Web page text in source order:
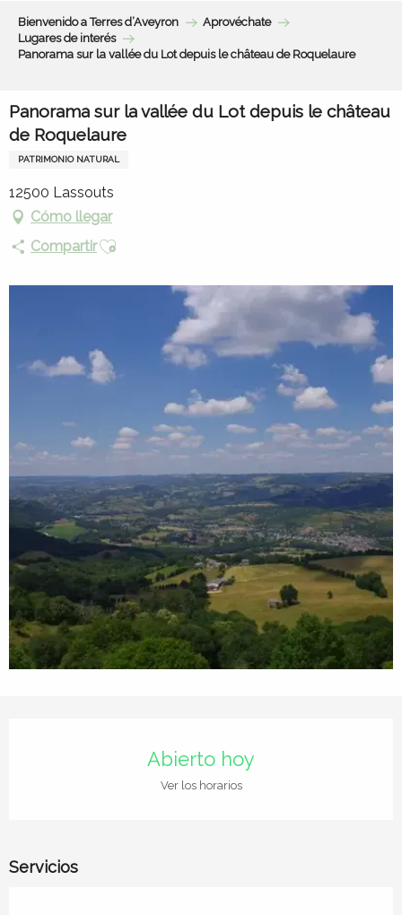
contenu
Bienvenido a Terres d’Aveyron
Aprovéchate
Lugares de interés
Panorama sur la vallée du Lot depuis le château de Roquelaure
Panorama sur la vallée du Lot depuis le château
de Roquelaure
PATRIMONIO NATURAL
12500 Lassouts
Cómo llegar
CompartirAjouter aux favoris
Abierto hoy
Ver los horarios
Servicios